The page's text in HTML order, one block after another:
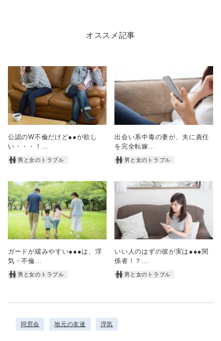
オススメ記事
公認のW不倫だけど●●が欲し
い・・・！…
男と女のトラブル
出会い系中毒の妻が、夫に責任
を完全転嫁…
男と女のトラブル
ガードが緩みやすい●●●は、浮
気・不倫…
男と女のトラブル
いい人のはずの彼が実は●●●関
係者！？…
男と女のトラブル
同窓会 地元の友達 浮気